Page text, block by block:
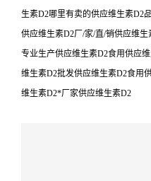
生素D2哪里有卖的供应维生素D2
供应维生素D2厂/家/直/销供应维
专业生产供应维生素D2食用供应
维生素D2批发供应维生素D2食用
维生素D2*厂家供应维生素D2